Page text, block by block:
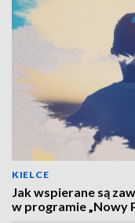
KIELCE
Jak wspierane są
w programie „Nowy